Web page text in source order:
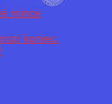
mince
koniec.